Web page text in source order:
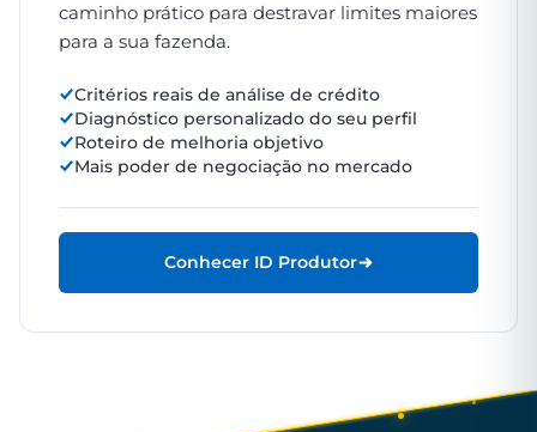
caminho prático para destravar limites maiores
para a sua fazenda.
Critérios reais de análise de crédito
Diagnóstico personalizado do seu perfil
Roteiro de melhoria objetivo
Mais poder de negociação no mercado
Conhecer ID Produtor